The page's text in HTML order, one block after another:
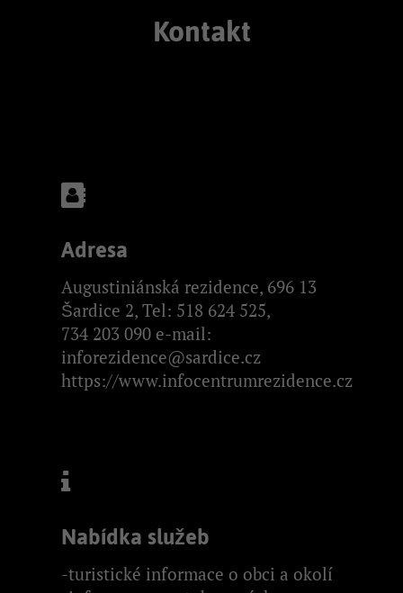
Kontakt
Adresa
Augustiniánská rezidence, 696 13
Šardice 2, Tel: 518 624 525,
734 203 090 e-mail:
inforezidence@sardice.cz
https://www.infocentrumrezidence.cz
Nabídka služeb
-turistické informace o obci a okolí